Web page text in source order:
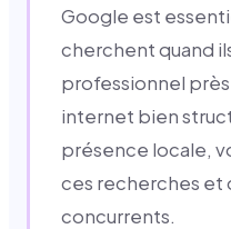
Google est
cherchent quand
professionnel
internet bien
présence locale,
ces recherches et
concurrents.